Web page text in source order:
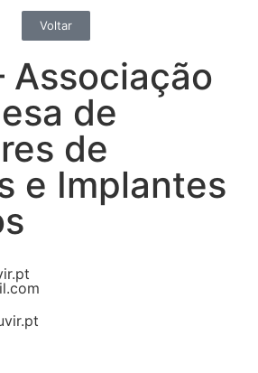
Voltar
Associação
de
de
e Implantes